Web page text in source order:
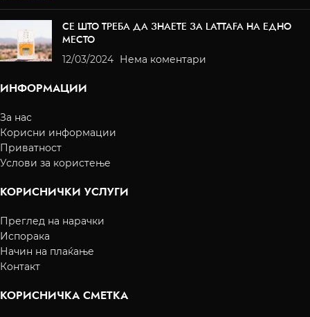
СЕ ШТО ТРЕБА ДА ЗНАЕТЕ ЗА LATTAFA НА ЕДНО
МЕСТО
12/03/2024 Нема коментари
ИНФОРМАЦИИ
За нас
Корисни информации
Приватност
Услови за користење
КОРИСНИЧКИ УСЛУГИ
Преглед на нарачки
Испорака
Начин на плаќање
Контакт
КОРИСНИЧКА СМЕТКА